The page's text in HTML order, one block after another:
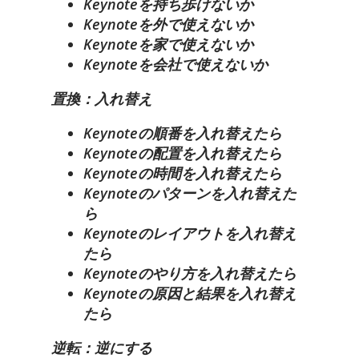
Keynoteを持ち歩けないか
Keynoteを外で使えないか
Keynoteを家で使えないか
Keynoteを会社で使えないか
置換：入れ替え
Keynoteの順番を入れ替えたら
Keynoteの配置を入れ替えたら
Keynoteの時間を入れ替えたら
Keynoteのパターンを入れ替えた
ら
Keynoteのレイアウトを入れ替え
たら
Keynoteのやり方を入れ替えたら
Keynoteの原因と結果を入れ替え
たら
逆転：逆にする